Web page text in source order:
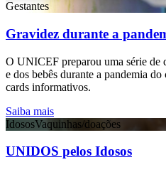
Gestantes
Gravidez durante a
O UNICEF preparou uma série de
e dos bebês durante a pandemia
cards informativos.
Saiba mais
IdososVaquinhas/doações
UNIDOS pelos Idosos